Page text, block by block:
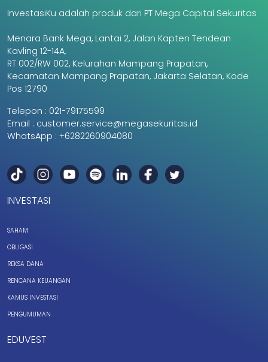
InvestasiKu adalah produk dari PT Mega Capital Sekuritas
Menara Bank Mega, Lantai 2, Jalan Kapten Tendean
Kavling 12-14A,
RT 002/RW 002, Kelurahan Mampang Prapatan,
Kecamatan Mampang Prapatan, Jakarta Selatan, Kode
Pos 12790
Telepon : 021-79175599
Email : customer.service@megasekuritas.id
WhatsApp : +6282260904080
INVESTASI
SAHAM
OBLIGASI
REKSA DANA
RENCANA KEUANGAN
KAMUS INVESTASI
PENGUMUMAN
EDUVEST